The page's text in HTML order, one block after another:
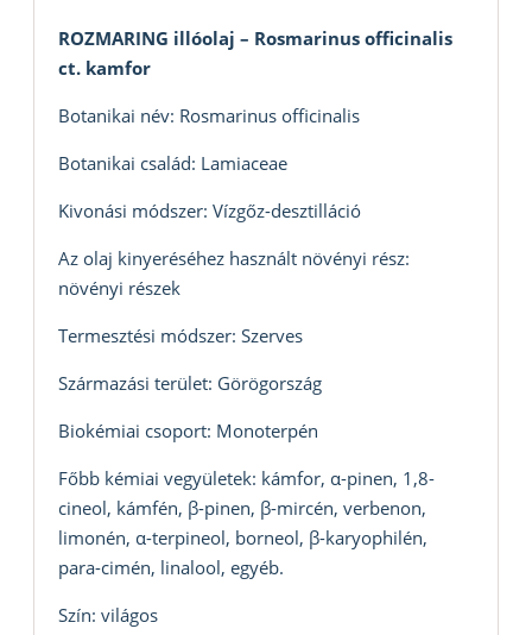
ROZMARING illóolaj – Rosmarinus officinalis
ct. kamfor
Botanikai név: Rosmarinus officinalis
Botanikai család: Lamiaceae
Kivonási módszer: Vízgőz-desztilláció
Az olaj kinyeréséhez használt növényi rész:
növényi részek
Termesztési módszer: Szerves
Származási terület: Görögország
Biokémiai csoport: Monoterpén
Főbb kémiai vegyületek: kámfor, α-pinen, 1,8-
cineol, kámfén, β-pinen, β-mircén, verbenon,
limonén, α-terpineol, borneol, β-karyophilén,
para-cimén, linalool, egyéb.
Szín: világos